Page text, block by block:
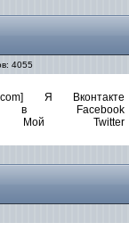
4055
Я Вконтакте
Я в Facebook
Мой Twitter